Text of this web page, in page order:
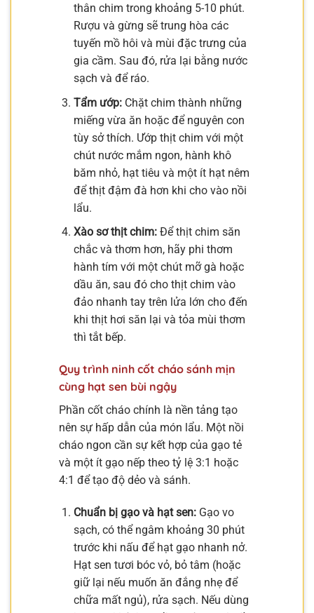
thân chim trong khoảng 5-10 phút.
Rượu và gừng sẽ trung hòa các
tuyến mồ hôi và mùi đặc trưng của
gia cầm. Sau đó, rửa lại bằng nước
sạch và để ráo.
Tẩm ướp:Chặt chim thành những
miếng vừa ăn hoặc để nguyên con
tùy sở thích. Ướp thịt chim với một
chút nước mắm ngon, hành khô
băm nhỏ, hạt tiêu và một ít hạt nêm
để thịt đậm đà hơn khi cho vào nồi
lẩu.
Xào sơ thịt chim:Để thịt chim săn
chắc và thơm hơn, hãy phi thơm
hành tím với một chút mỡ gà hoặc
dầu ăn, sau đó cho thịt chim vào
đảo nhanh tay trên lửa lớn cho đến
khi thịt hơi săn lại và tỏa mùi thơm
thì tắt bếp.
Quy trình ninh cốt cháo sánh mịn
cùng hạt sen bùi ngậy
Phần cốt cháo chính là nền tảng tạo
nên sự hấp dẫn của món lẩu. Một nồi
cháo ngon cần sự kết hợp của gạo tẻ
và một ít gạo nếp theo tỷ lệ 3:1 hoặc
4:1 để tạo độ dẻo và sánh.
Chuẩn bị gạo và hạt sen:Gạo vo
sạch, có thể ngâm khoảng 30 phút
trước khi nấu để hạt gạo nhanh nở.
Hạt sen tươi bóc vỏ, bỏ tâm (hoặc
giữ lại nếu muốn ăn đắng nhẹ để
chữa mất ngủ), rửa sạch. Nếu dùng